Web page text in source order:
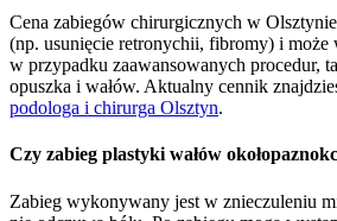
Cena zabiegów chirurgicznych w
(np. usunięcie retronychii, fibromy) i może
w przypadku zaawansowanych procedur,
opuszka i wałów. Aktualny cennik
podologa i chirurga Olsztyn.
Czy zabieg plastyki wałów
Zabieg wykonywany jest w znieczuleniu